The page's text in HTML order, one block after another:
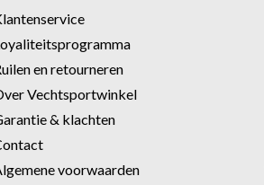
en retourneren
Vechtsportwinkel
& klachten
voorwaarden